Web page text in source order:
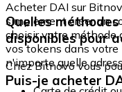
Acheter DAI sur
simplement créer un
choisir votre méthode
vos tokens dans
n'importe quelle
Quelles
disponibles pour
Chez Bitnovo vous
Puis-je acheter